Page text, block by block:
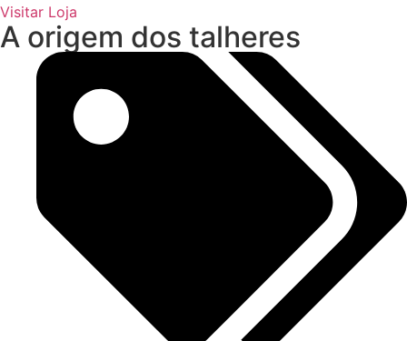
Visitar Loja
A origem dos talheres